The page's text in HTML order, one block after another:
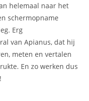
helemaal naar het
schermopname
Erg
van Apianus, dat hij
meten en vertalen
En zo werken dus